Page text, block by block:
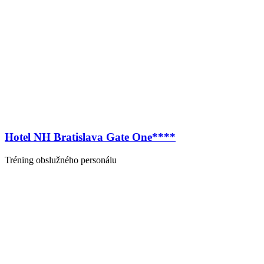
Hotel NH Bratislava Gate One****
Tréning obslužného personálu